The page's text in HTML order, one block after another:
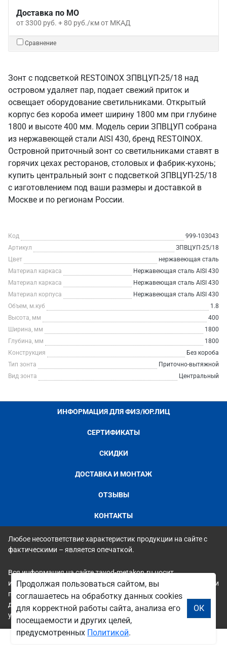
Доставка по МО
от 3300 руб. + 80 руб./км от МКАД
Сравнение
Зонт с подсветкой RESTOINOX ЗПВЦУП-25/18 над
островом удаляет пар, подает свежий приток и
освещает оборудование светильниками. Открытый
корпус без короба имеет ширину 1800 мм при глубине
1800 и высоте 400 мм. Модель серии ЗПВЦУП собрана
из нержавеющей стали AISI 430, бренд RESTOINOX.
Островной приточный зонт со светильниками ставят в
горячих цехах ресторанов, столовых и фабрик-кухонь;
купить центральный зонт с подсветкой ЗПВЦУП-25/18
с изготовлением под ваши размеры и доставкой в
Москве и по регионам России.
Код
999-103043
Артикул
ЗПВЦУП-25/18
Цвет
нержавеющая сталь
Материал каркаса
Нержавеющая сталь AISI 430
Материал каркаса
Нержавеющая сталь AISI 430
Материал корпуса
Нержавеющая сталь AISI 430
Объем, м.куб
1.8
Высота, мм
400
Ширина, мм
1800
Глубина, мм
1800
Конструкция
Без короба
Тип зонта
Приточно-вытяжной
Вид зонта
Центральный
ИНФОРМАЦИЯ ДЛЯ ФИЗ/ЮР.ЛИЦ
СЕРТИФИКАТЫ
СКИДКИ
ДОСТАВКА И МОНТАЖ
ОТЗЫВЫ
КОНТАКТЫ
Любое несоответствие характеристик продукции на сайте с
фактическими – является опечаткой.
Вся информация на сайте zavod-metakon.ru носит
исключительно ознакомительный и справочный характер и ни
при каких условиях не является публичной офертой. Всю
дополнительную информацию можно узнать по телефонам
указанным на сайте.
Продолжая пользоваться сайтом, вы
соглашаетесь на обработку данных cookies
для корректной работы сайта, анализа его
посещаемости и других целей,
предусмотренных Политикой.
ОК